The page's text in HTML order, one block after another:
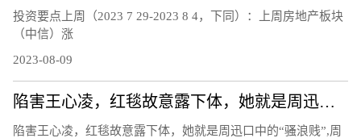
投资要点上周（2023 7 29-2023 8 4，下同）：上周房地产板块
（中信）涨
2023-08-09
陷害王心凌，红毯故意露下体，她就是周迅口中的“骚浪贱”
陷害王心凌，红毯故意露下体，她就是周迅口中的“骚浪贱”,周